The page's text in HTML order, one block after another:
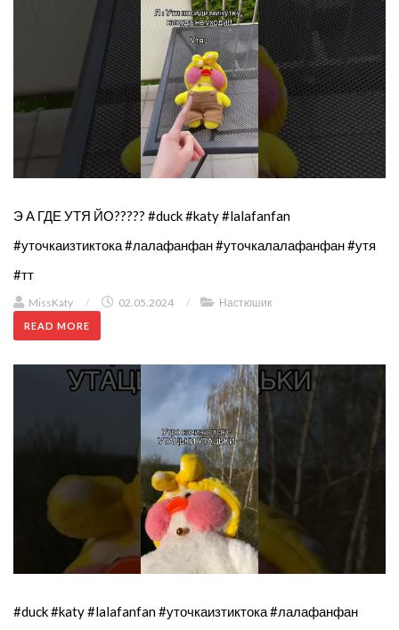
Э А ГДЕ УТЯ ЙО????? #duck #katy #lalafanfan
#уточкаизтиктока #лалафанфан #уточкалалафанфан #утя
#тт
MissKaty / 02.05.2024 / Настюшик
READ MORE
#duck #katy #lalafanfan #уточкаизтиктока #лалафанфан